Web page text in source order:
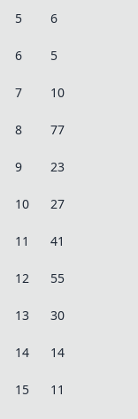
5 6
6 5
7 10
8 77
9 23
10 27
11 41
12 55
13 30
14 14
15 11